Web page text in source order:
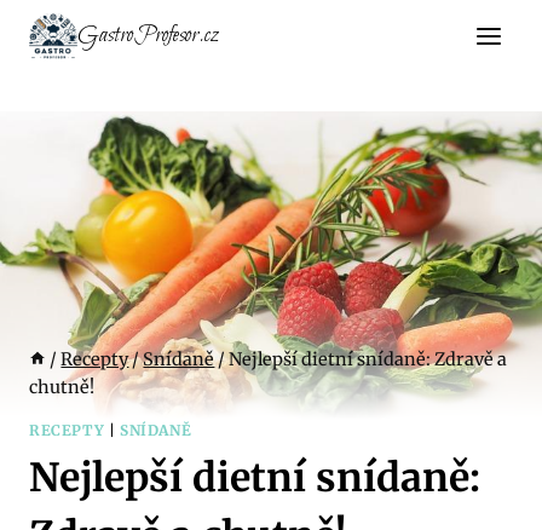
Přeskočit
GastroProfesor.cz
/ Recepty/Snídaně/Nejlepší dietní snídaně: Zdravě a
chutně!
RECEPTY SNÍDANĚ
Nejlepší dietní snídaně: